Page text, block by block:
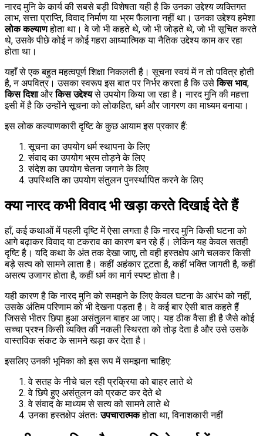
नारद मुनि के कार्य की सबसे बड़ी विशेषता यही है कि उनका उद्देश्य व्यक्तिगत
लाभ, सत्ता प्राप्ति, विवाद निर्माण या भ्रम फैलाना नहीं था। उनका उद्देश्य हमेशा
लोक कल्याणहोता था। वे जो भी कहते थे, जो भी जोड़ते थे, जो भी सूचित करते
थे, उसके पीछे कोई न कोई गहरा आध्यात्मिक या नैतिक उद्देश्य काम कर रहा
होता था।
यहाँ से एक बहुत महत्वपूर्ण शिक्षा निकलती है। सूचना स्वयं में न तो पवित्र होती
है, न अपवित्र। उसका स्वरूप इस बात पर निर्भर करता है कि उसेकिस भाव,
किस दिशाऔरकिस उद्देश्यसे उपयोग किया जा रहा है। नारद मुनि की महत्ता
इसी में है कि उन्होंने सूचना को लोकहित, धर्म और जागरण का माध्यम बनाया।
इस लोक कल्याणकारी दृष्टि के कुछ आयाम इस प्रकार हैं:
सूचना का उपयोग धर्म स्थापना के लिए
संवाद का उपयोग भ्रम तोड़ने के लिए
संदेश का उपयोग चेतना जगाने के लिए
उपस्थिति का उपयोग संतुलन पुनर्स्थापित करने के लिए
क्या नारद कभी विवाद भी खड़ा करते दिखाई देते हैं
हाँ, कई कथाओं में पहली दृष्टि में ऐसा लगता है कि नारद मुनि किसी घटना को
आगे बढ़ाकर विवाद या टकराव का कारण बन रहे हैं। लेकिन यह केवल सतही
दृष्टि है। यदि कथा के अंत तक देखा जाए, तो वही हस्तक्षेप आगे चलकर किसी
बड़े सत्य को सामने लाता है। कहीं अहंकार टूटता है, कहीं भक्ति जागती है, कहीं
असत्य उजागर होता है, कहीं धर्म का मार्ग स्पष्ट होता है।
यही कारण है कि नारद मुनि को समझने के लिए केवल घटना के आरंभ को नहीं,
उसके अंतिम परिणाम को भी देखना पड़ता है। वे कई बार ऐसी बात कहते हैं
जिससे भीतर छिपा हुआ असंतुलन बाहर आ जाए। यह ठीक वैसा ही है जैसे कोई
सच्चा प्रश्न किसी व्यक्ति की नकली स्थिरता को तोड़ देता है और उसे उसके
वास्तविक संकट के सामने खड़ा कर देता है।
इसलिए उनकी भूमिका को इस रूप में समझना चाहिए:
वे सतह के नीचे चल रही प्रक्रिया को बाहर लाते थे
वे छिपे हुए असंतुलन को प्रकट कर देते थे
वे संवाद के माध्यम से सत्य को सामने लाते थे
उनका हस्तक्षेप अंततःउपचारात्मकहोता था, विनाशकारी नहीं